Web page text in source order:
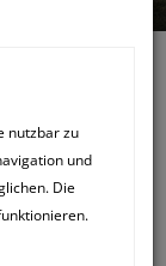
nutzbar zu
und
Die